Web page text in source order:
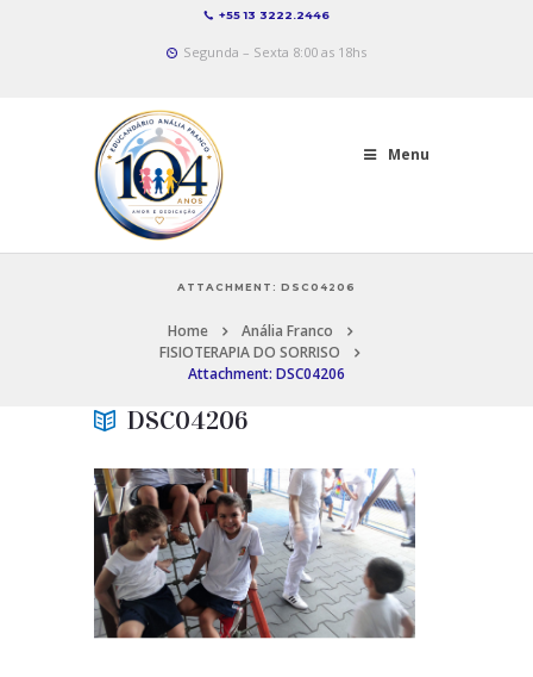
+55 13 3222.2446
Segunda – Sexta 8:00 as 18hs
Menu
ATTACHMENT: DSC04206
Home
Anália Franco
FISIOTERAPIA DO SORRISO
Attachment: DSC04206
DSC04206